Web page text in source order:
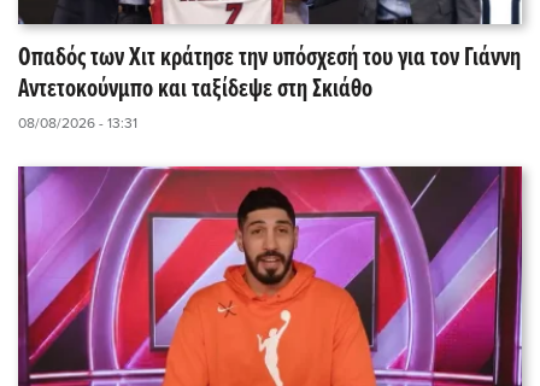
Οπαδός των Χιτ κράτησε την υπόσχεσή του για τον Γιάννη
Αντετοκούνμπο και ταξίδεψε στη Σκιάθο
08/08/2026 - 13:31